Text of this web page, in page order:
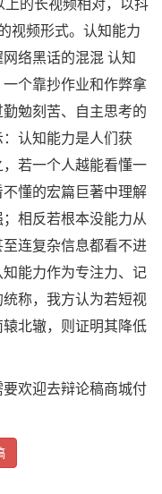
视频形式。认知能力
络黑话的混混 认知
个靠抄作业和作弊拿
勉刻苦、自主思考的
认知能力是人们获
若一个人越能看懂一
懂的宏篇巨著中理解
相反若根本没能力从
连复杂信息都看不进
能力作为专注力、记
称，我方认为若短视
北辙，则证明其降低
欢迎去辩论稿商城付